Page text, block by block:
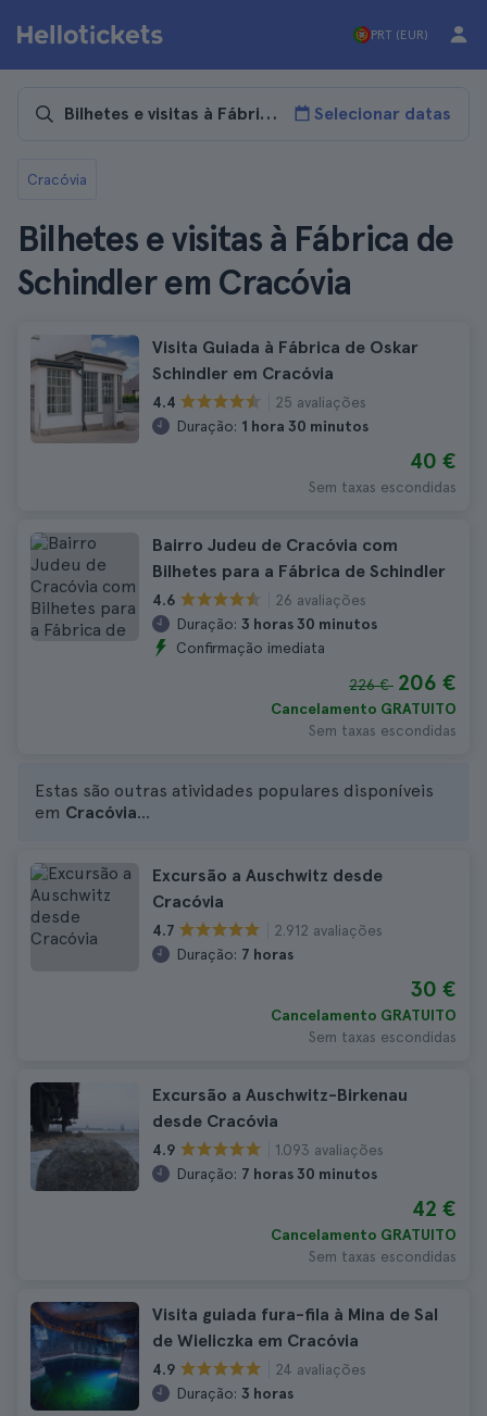
PRT (EUR)
Selecionar datas
Cracóvia
Bilhetes e visitas à Fábrica de
Schindler em Cracóvia
Visita Guiada à Fábrica de Oskar
Schindler em Cracóvia
4.4
25 avaliações
Duração: 1 hora 30 minutos
40 €
Sem taxas escondidas
Bairro Judeu de Cracóvia com
Bilhetes para a Fábrica de Schindler
4.6
26 avaliações
Duração: 3 horas 30 minutos
Confirmação imediata
226 € 206 €
Cancelamento GRATUITO
Sem taxas escondidas
Estas são outras atividades populares disponíveis
em Cracóvia...
Excursão a Auschwitz desde
Cracóvia
4.7
2.912 avaliações
Duração: 7 horas
30 €
Cancelamento GRATUITO
Sem taxas escondidas
Excursão a Auschwitz-Birkenau
desde Cracóvia
4.9
1.093 avaliações
Duração: 7 horas 30 minutos
42 €
Cancelamento GRATUITO
Sem taxas escondidas
Visita guiada fura-fila à Mina de Sal
de Wieliczka em Cracóvia
4.9
24 avaliações
Duração: 3 horas